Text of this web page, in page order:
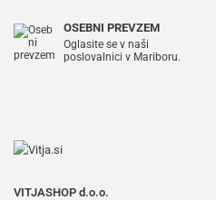
OSEBNI PREVZEM
Oglasite se v naši
poslovalnici v Mariboru.
VITJASHOP d.o.o.